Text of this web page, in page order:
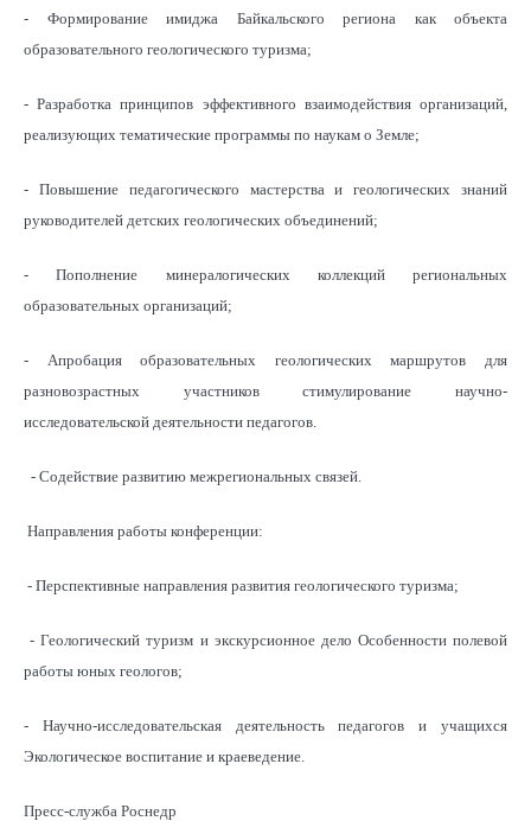
- Формирование имиджа Байкальского региона как объекта
образовательного геологического туризма;
- Разработка принципов эффективного взаимодействия организаций,
реализующих тематические программы по наукам о Земле;
- Повышение педагогического мастерства и геологических знаний
руководителей детских геологических объединений;
- Пополнение минералогических коллекций региональных
образовательных организаций;
- Апробация образовательных геологических маршрутов для
разновозрастных участников стимулирование научно-
исследовательской деятельности педагогов.
- Содействие развитию межрегиональных связей.
Направления работы конференции:
- Перспективные направления развития геологического туризма;
- Геологический туризм и экскурсионное дело Особенности полевой
работы юных геологов;
- Научно-исследовательская деятельность педагогов и учащихся
Экологическое воспитание и краеведение.
Пресс-служба Роснедр